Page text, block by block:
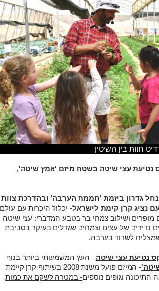
חוות בין השיטין
נטיעת עצי שיטה בשטח מיזם 'אמץ שיטה',
גדרון ביזמת 'חממת הערבה' ובהדרכת צוות
נציג קרן קימת לישראל- יכלול היכרות עם עולם
ושילוב צמחי בר בטבע המדברי: עצי שיטה
נדירים של עצים וצמחים שגדלים בעיקר בסביבת
לשרוד בערבה.
נטיעת עצי שיטה– העץ המשמעותי ביותר בנוף
- המיזם פועל משנת 2008 בשיתוף קרן קיימת
וגופים נוספים- במטרה לשקם את כמות